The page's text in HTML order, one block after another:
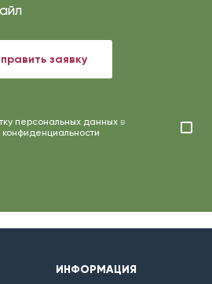
заявку
персональных данных в
конфиденциальности
ИНФОРМАЦИЯ